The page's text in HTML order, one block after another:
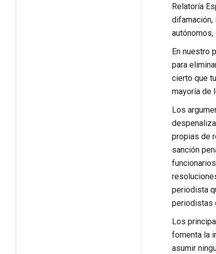
Relatoría
difamación,
En nuestro
para
cierto que
mayoría de
Los
propias de
sanción
periodista
periodistas
Los
fomenta la
asumir